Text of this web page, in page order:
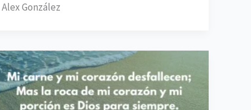
en
Alex González